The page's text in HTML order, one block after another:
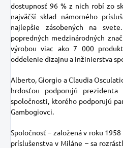
dostupnosť 96 % z nich robí zo
najväčší sklad námorného
najlepšie zásobených na
popredných medzinárodných
výrobou viac ako 7 000
oddelenie dizajnu a inžinierstva
Alberto, Giorgio a Claudia
hrdosťou podporujú
spoločnosti, ktorého podporujú
Gambogiovci.
Spoločnosť – založená v roku
príslušenstva v Miláne – sa